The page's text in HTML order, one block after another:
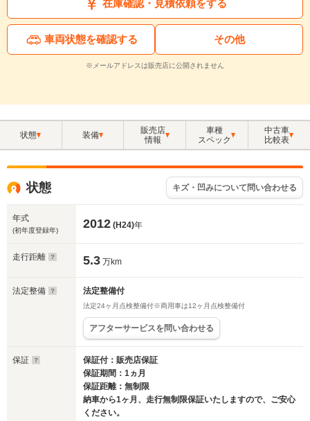
在庫確認・見積依頼をする
車両状態を確認する その他
※メールアドレスは販売店に公開されません
状態 装備
販売店
情報
車種
スペック
中古車
比較表
状態 キズ・凹みについて問い合わせる
年式
(初年度登録年) 2012 (H24)年
走行距離 5.3 万km
法定整備 法定整備付
法定24ヶ月点検整備付※商用車は12ヶ月点検整備付
アフターサービスを問い合わせる
保証
保証付：販売店保証
保証期間：1ヵ月
保証距離：無制限
納車から1ヶ月、走行無制限保証いたしますので、ご安心
ください。